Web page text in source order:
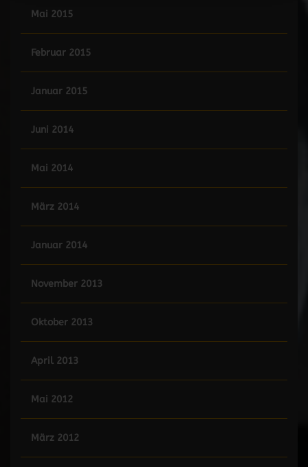
Mai 2015
Februar 2015
Januar 2015
Juni 2014
Mai 2014
März 2014
Januar 2014
November 2013
Oktober 2013
April 2013
Mai 2012
März 2012